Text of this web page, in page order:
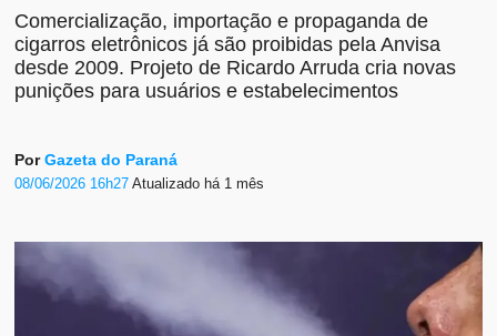
Comercialização, importação e propaganda de
cigarros eletrônicos já são proibidas pela Anvisa
desde 2009. Projeto de Ricardo Arruda cria novas
punições para usuários e estabelecimentos
PorGazeta do Paraná
08/06/2026 16h27Atualizado há 1 mês